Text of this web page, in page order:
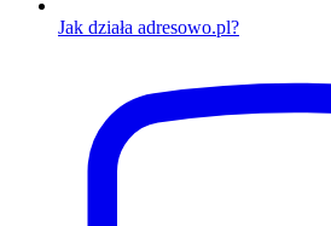
Jak działa adresowo.pl?